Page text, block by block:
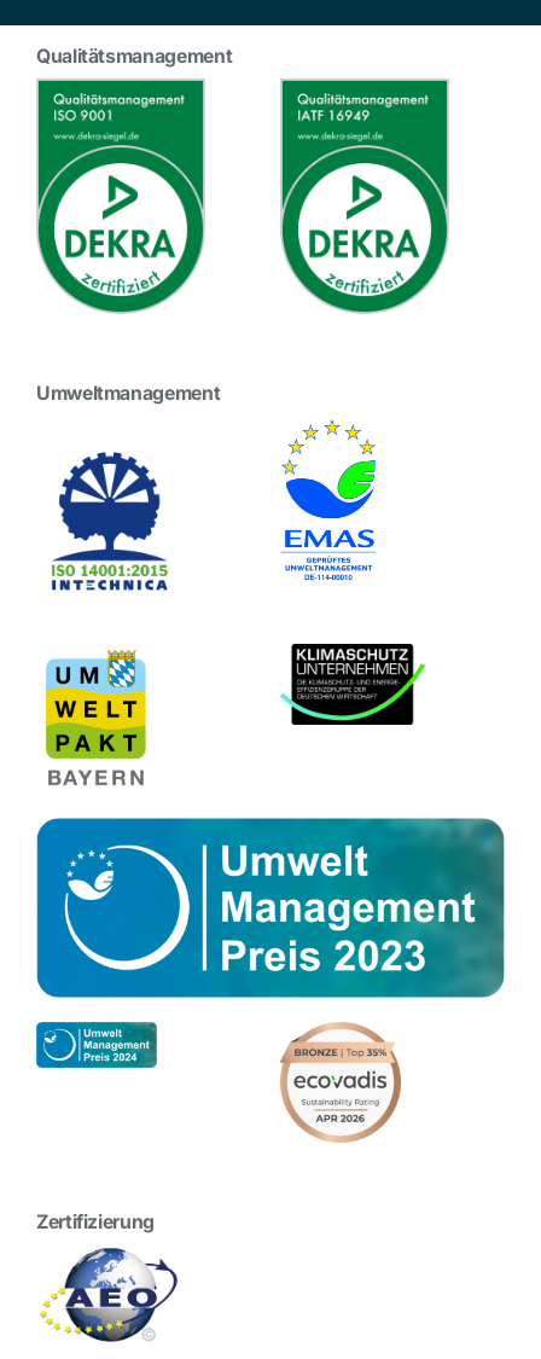
Qualitätsmanagement
Umweltmanagement
Zertifizierung